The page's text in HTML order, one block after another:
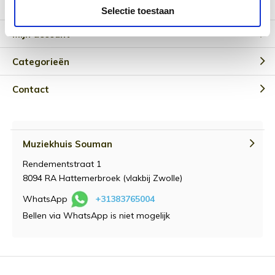
Selectie toestaan
Mijn account
Categorieën
Contact
Muziekhuis Souman
Rendementstraat 1
8094 RA Hattemerbroek (vlakbij Zwolle)
WhatsApp
+31383765004
Bellen via WhatsApp is niet mogelijk